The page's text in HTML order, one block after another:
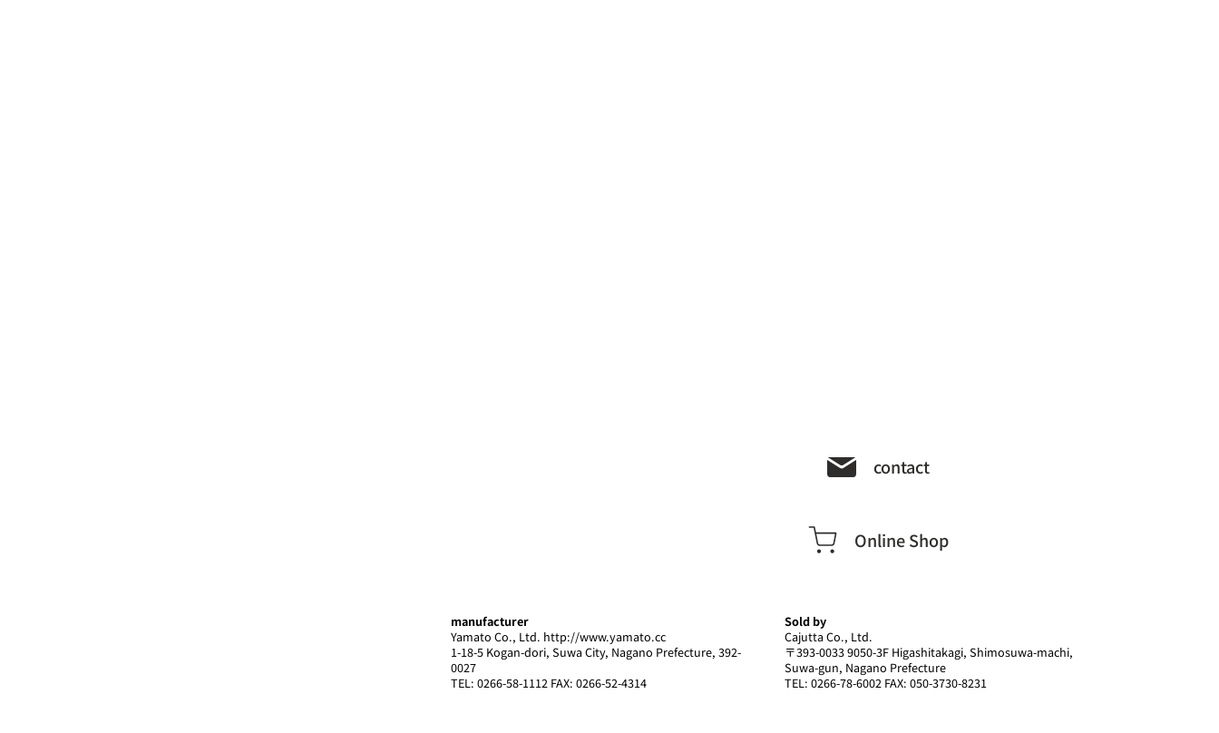
manufacturer
Yamato Co., Ltd. http://www.yamato.cc
1-18-5 Kogan-dori, Suwa City, Nagano Prefecture, 392-
0027
TEL: 0266-58-1112 FAX: 0266-52-4314
Sold by
Cajutta Co., Ltd.
〒393-0033 9050-3F Higashitakagi, Shimosuwa-machi,
Suwa-gun, Nagano Prefecture
TEL: 0266-78-6002 FAX: 050-3730-8231
contact
Online Shop